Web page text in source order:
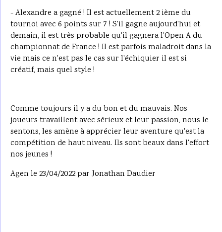
- Alexandre a gagné ! Il est actuellement 2 ième du
tournoi avec 6 points sur 7 ! S'il gagne aujourd'hui et
demain, il est très probable qu'il gagnera l'Open A du
championnat de France ! Il est parfois maladroit dans la
vie mais ce n'est pas le cas sur l'échiquier il est si
créatif, mais quel style !
Comme toujours il y a du bon et du mauvais. Nos
joueurs travaillent avec sérieux et leur passion, nous le
sentons, les amène à apprécier leur aventure qu'est la
compétition de haut niveau. Ils sont beaux dans l'effort
nos jeunes !
Agen le 23/04/2022 par Jonathan Daudier